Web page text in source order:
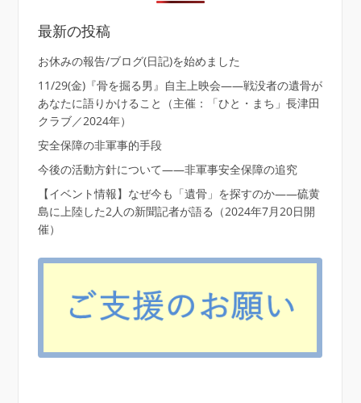
最新の投稿
お休みの報告/ブログ(日記)を始めました
11/29(金)『骨を掘る男』自主上映会――戦没者の遺骨が
あなたに語りかけること（主催：「ひと・まち」長津田
クラブ／2024年）
安全保障の非軍事的手段
今後の活動方針について――非軍事安全保障の追究
【イベント情報】なぜ今も「遺骨」を探すのか――硫黄
島に上陸した2人の新聞記者が語る（2024年7月20日開
催）